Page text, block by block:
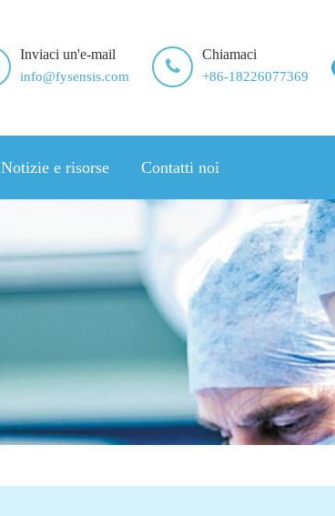
Inviaci un'e-mail
info@fysensis.com
Chiamaci
+86-18226077369
Notizie e risorse Contatti noi